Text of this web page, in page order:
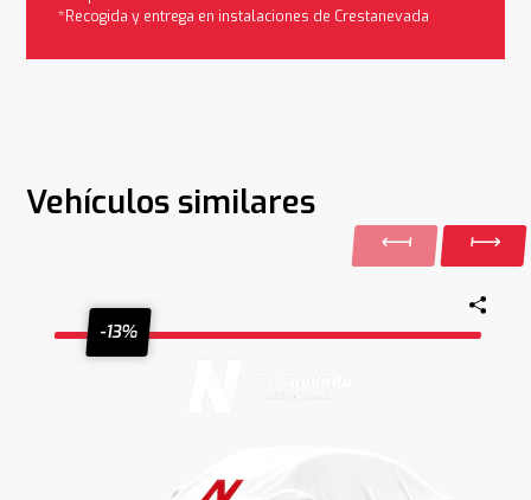
*Recogida y entrega en instalaciones de Crestanevada
Vehículos similares
-13%